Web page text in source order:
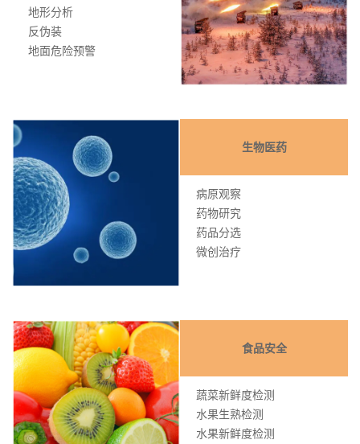
地形分析
反伪装
地面危险预警
生物医药
病原观察
药物研究
药品分选
微创治疗
食品安全
蔬菜新鲜度检测
水果生熟检测
水果新鲜度检测